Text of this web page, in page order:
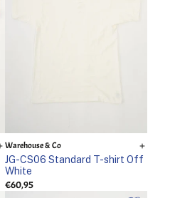
Warehouse & Co
JG-CS06 Standard T-shirt Off
White
€60,95